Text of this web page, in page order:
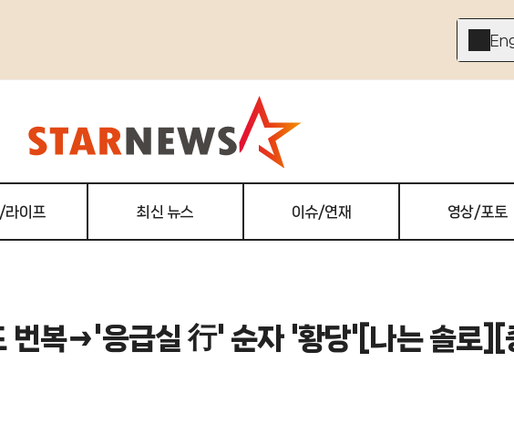
라이프 최신 뉴스 이슈/연재 영상/포토
번복→'응급실 行' 순자 '황당'[나는 솔로][